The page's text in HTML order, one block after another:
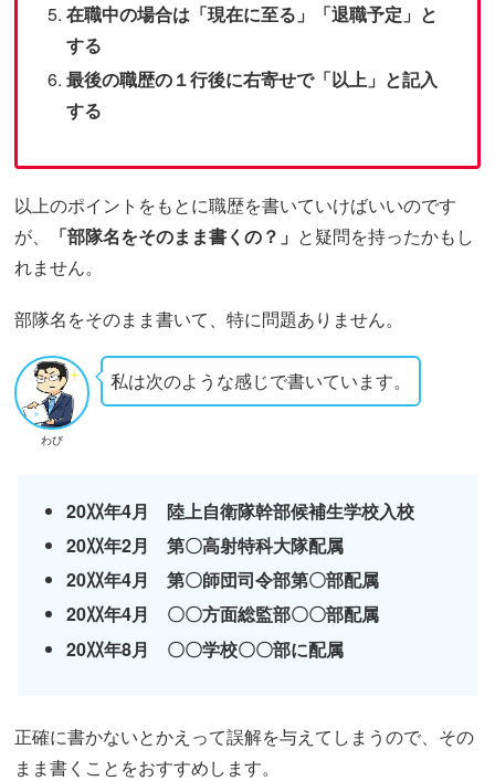
在職中の場合は「現在に至る」「退職予定」と
する
最後の職歴の１行後に右寄せで「以上」と記入
する
以上のポイントをもとに職歴を書いていけばいいのです
が、
「部隊名をそのまま書くの？」 と疑問を持ったかもし
れません。
部隊名をそのまま書いて、特に問題ありません。
わび
私は次のような感じで書いています。
20〷年4月 陸上自衛隊幹部候補生学校入校
20〷年2月 第〇高射特科大隊配属
20〷年4月 第〇師団司令部第〇部配属
20〷年4月 〇〇方面総監部〇〇部配属
20〷年8月 〇〇学校〇〇部に配属
正確に書かないとかえって誤解を与えてしまうので、その
まま書くことをおすすめします。